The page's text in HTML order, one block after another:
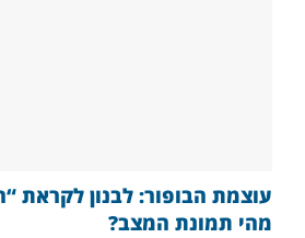
עוצמת הבופור: לבנון לקראת
מהי תמונת המצב?